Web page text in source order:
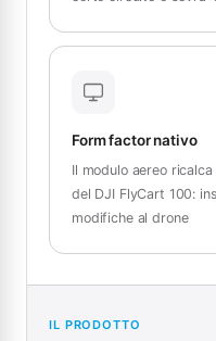
Form factor nativo
Il modulo aereo
del DJI FlyCart 100:
modifiche al drone
IL PRODOTTO